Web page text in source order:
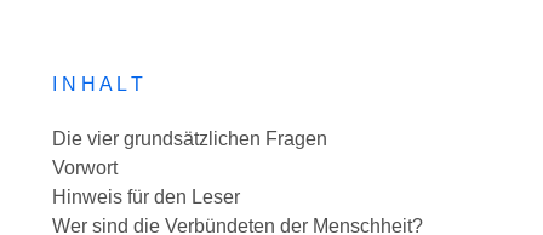
I N H A L T
Die vier grundsätzlichen Fragen
Vorwort
Hinweis für den Leser
Wer sind die Verbündeten der Menschheit?